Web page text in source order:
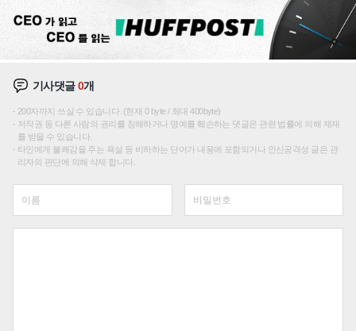
기사댓글0개
200자까지 쓰실 수 있습니다. (현재 0 byte / 최대 400byte)
저작권 등 다른 사람의 권리를 침해하거나 명예를 훼손하는 댓글은 관련 법률에 의해 제재
를 받을 수 있습니다.
타인에게 불쾌감을 주는 욕설 등 비하하는 단어가 내용에 포함되거나 인신공격성 글은 관
리자의 판단에 의해 삭제 합니다.